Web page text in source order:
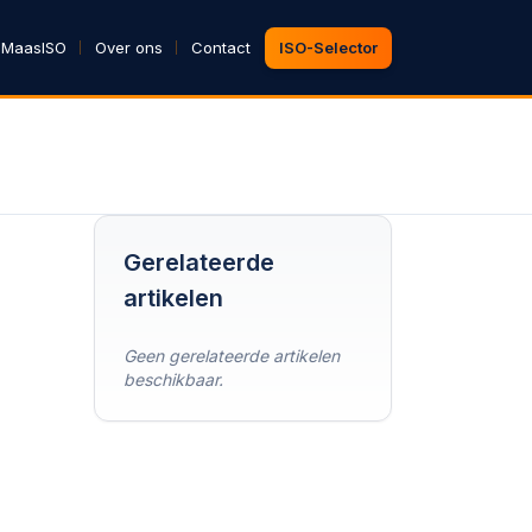
Over ons Contact ISO-Selector
Gerelateerde
artikelen
Geen gerelateerde artikelen
beschikbaar.